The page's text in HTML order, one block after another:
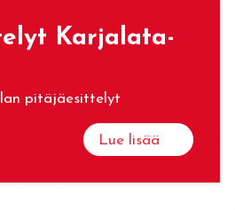
Kar­ja­la­ta­
pitäjäesittelyt
Lue lisää